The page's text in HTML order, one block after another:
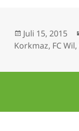
Veröffentlicht
am
Juli 15, 2015
Korkmaz, FC Wil,